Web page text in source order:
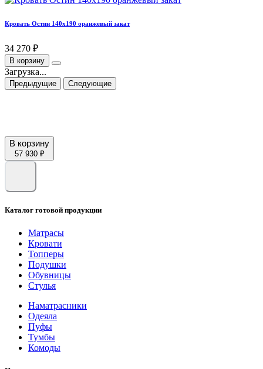
Кровать Остин 140х190 оранжевый закат
34 270 ₽
В корзину
Загрузка...
Предыдущие Следующие
В корзину
57 930 ₽
Каталог готовой продукции
Матрасы
Кровати
Топперы
Подушки
Обувницы
Стулья
Наматрасники
Одеяла
Пуфы
Тумбы
Комоды